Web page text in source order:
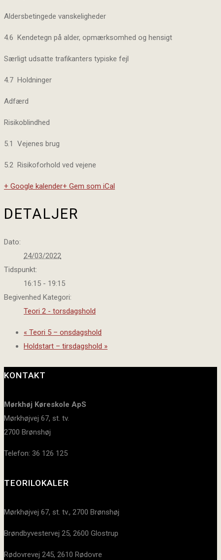
Aldersbetingede vanskeligheder
4.6 Kendetegn på alder, opmærksomhed og hensigt
Særligt udsatte trafikanters typiske fejl
4.7 Holdninger
Adfærd
Risikoblindhed
5.1 Vejenes brug
5.2 Risikoforhold ved vejene
+ Google kalender+ Gem som iCal
DETALJER
Dato:
24/03/2022
Tidspunkt:
16:15 - 19:15
Begivenhed Kategori:
Teori 2 - torsdagshold
« Teori 5 – onsdagshold
Holdstart – tirsdagshold »
KONTAKT
Mørkhøj Køreskole ApS
Mørkhøjvej 67, st. tv.
2700 Brønshøj
Telefon: 36 126 125
TEORILOKALER
Mørkhøjvej 67, st. tv., 2700 Brønshøj
Brøndbyvestervej 25, 2600 Glostrup
Rødovrevej 245, 2610 Rødovre